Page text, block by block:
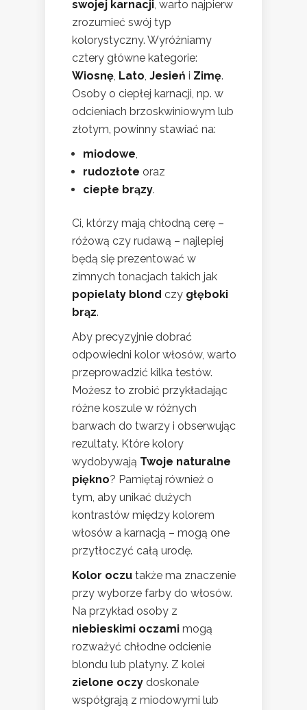
swojej karnacji , warto najpierw
zrozumieć swój typ
kolorystyczny. Wyróżniamy
cztery główne kategorie:
Wiosnę Lato Jesień i Zimę.
Osoby o ciepłej karnacji, np. w
odcieniach brzoskwiniowym lub
złotym, powinny stawiać na:
miodowe
rudozłote oraz
ciepłe brązy.
Ci, którzy mają chłodną cerę –
różową czy rudawą – najlepiej
będą się prezentować w
zimnych tonacjach takich jak
popielaty blond czy głęboki
brąz.
Aby precyzyjnie dobrać
odpowiedni kolor włosów, warto
przeprowadzić kilka testów.
Możesz to zrobić przykładając
różne koszule w różnych
barwach do twarzy i obserwując
rezultaty. Które kolory
wydobywają Twoje naturalne
piękno? Pamiętaj również o
tym, aby unikać dużych
kontrastów między kolorem
włosów a karnacją – mogą one
przytłoczyć całą urodę.
Kolor oczu także ma znaczenie
przy wyborze farby do włosów.
Na przykład osoby z
niebieskimi oczami mogą
rozważyć chłodne odcienie
blondu lub platyny. Z kolei
zielone oczy doskonale
współgrają z miodowymi lub